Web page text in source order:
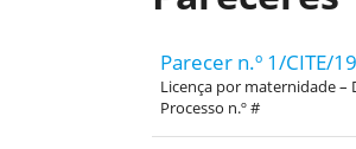
Parecer n.º 1/CITE/
Licença por maternidade –
Processo n.º #